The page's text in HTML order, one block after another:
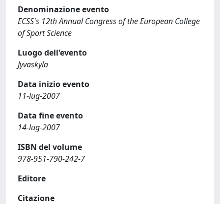
Denominazione evento
ECSS's 12th Annual Congress of the European College
of Sport Science
Luogo dell'evento
Jyvaskyla
Data inizio evento
11-lug-2007
Data fine evento
14-lug-2007
ISBN del volume
978-951-790-242-7
Editore
Citazione